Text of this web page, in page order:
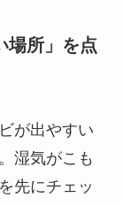
場所」を点
が出やすい
湿気がこも
先にチェッ